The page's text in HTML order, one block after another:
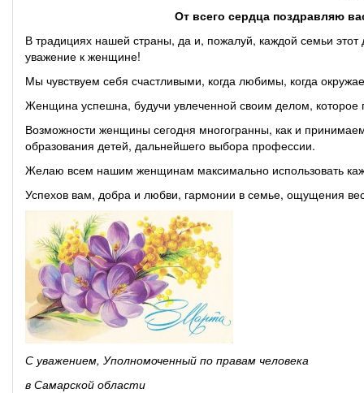
От всего сердца поздравляю
В традициях нашей страны, да и, пожалуй, каждой семьи
уважение к женщине!
Мы чувствуем себя счастливыми, когда любимы, когда
Женщина успешна, будучи увлеченной своим делом, которое
Возможности женщины сегодня многогранны, как и
образования детей, дальнейшего выбора профессии.
Желаю всем нашим женщинам максимально использовать
Успехов вам, добра и любви, гармонии в семье, ощущения
С уважением, Уполномоченный по правам человека
в Самарской области